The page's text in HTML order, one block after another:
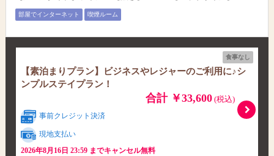
部屋でインターネット 喫煙ルーム
食事なし
【素泊まりプラン】ビジネスやレジャーのご利用に♪シ
ンプルステイプラン！
合計 ￥33,600(税込)
事前クレジット決済
現地支払い
2026年8月16日 23:59 までキャンセル無料